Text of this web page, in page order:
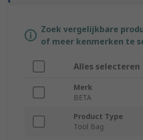
Zoek vergelijkbare
of meer kenmerken te
Alles selecteren
Merk
BETA
Product Type
Tool Bag